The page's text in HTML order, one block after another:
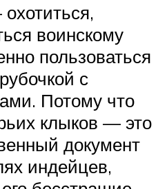
воинскому
пользоваться
с
Потому что
клыков — это
документ
индейцев,